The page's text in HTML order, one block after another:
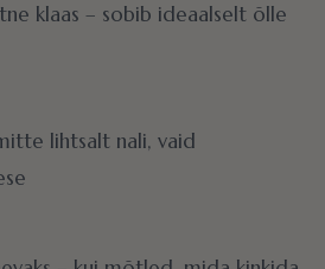
klaas – sobib ideaalselt õlle
lihtsalt nali, vaid